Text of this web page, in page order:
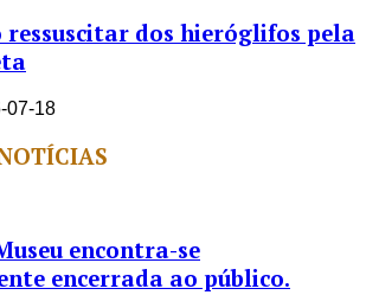
ressuscitar dos hieróglifos pela
07-18
encontra-se
encerrada ao público.